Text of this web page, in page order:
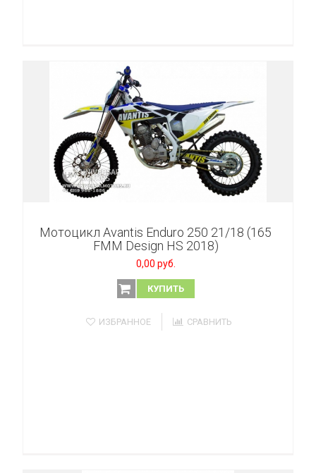
Мотоцикл Avantis Enduro 250 21/18 (165
FMM Design HS 2018)
0,00 руб.
КУПИТЬ
ИЗБРАННОЕ СРАВНИТЬ